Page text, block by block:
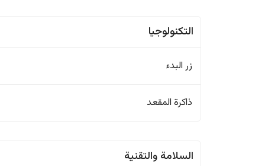
التكنولوجيا
زر البدء
ذاكرة المقعد
السلامة والتقنية